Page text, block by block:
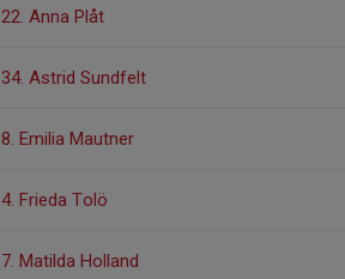
22. Anna Plåt
34. Astrid Sundfelt
8. Emilia Mautner
4. Frieda Tolö
7. Matilda Holland